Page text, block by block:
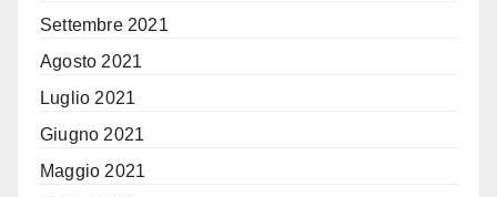
Settembre 2021
Agosto 2021
Luglio 2021
Giugno 2021
Maggio 2021